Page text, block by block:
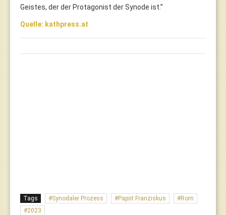
Geistes, der der Protagonist der Synode ist.”
Quelle: kathpress.at
Tags Synodaler Prozess Papst Franziskus
Rom
2023